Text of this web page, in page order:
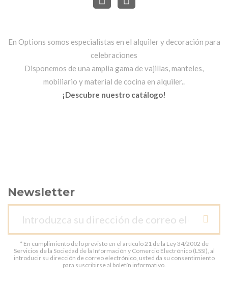
En Options somos especialistas en el alquiler y decoración para
celebraciones
Disponemos de una amplia gama de vajillas, manteles,
mobiliario y material de cocina en alquiler..
¡Descubre nuestro catálogo!
Newsletter
* En cumplimiento de lo previsto en el artículo 21 de la Ley 34/2002 de
Servicios de la Sociedad de la Información y Comercio Electrónico (LSSI), al
introducir su dirección de correo electrónico, usted da su consentimiento
para suscribirse al boletín informativo.